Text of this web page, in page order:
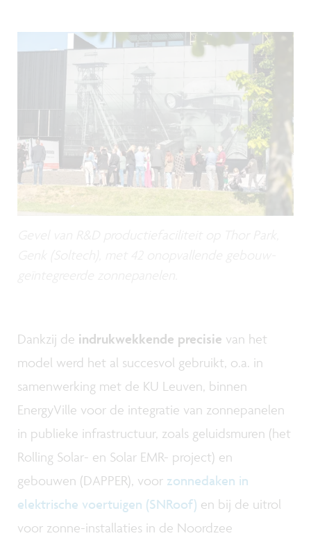
Dankzij de indrukwekkende precisie van het
model werd het al succesvol gebruikt, o.a. in
samenwerking met de KU Leuven, binnen
EnergyVille voor de integratie van zonnepanelen
in publieke infrastructuur, zoals geluidsmuren (het
Rolling Solar- en Solar EMR- project) en
gebouwen (DAPPER), voor zonnedaken in
elektrische voertuigen (SNRoof) en bij de uitrol
voor zonne-installaties in de Noordzee